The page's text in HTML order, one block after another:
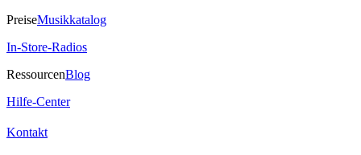
PreiseMusikkatalog
In-Store-Radios
RessourcenBlog
Hilfe-Center
Kontakt